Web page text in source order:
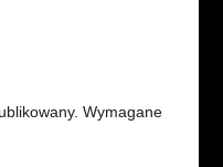
Wymagane